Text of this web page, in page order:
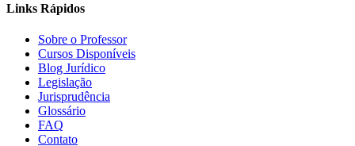
Links Rápidos
Sobre o Professor
Cursos Disponíveis
Blog Jurídico
Legislação
Jurisprudência
Glossário
FAQ
Contato